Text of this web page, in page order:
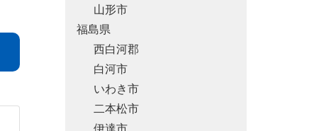
山形市
福島県
西白河郡
白河市
いわき市
二本松市
伊達市